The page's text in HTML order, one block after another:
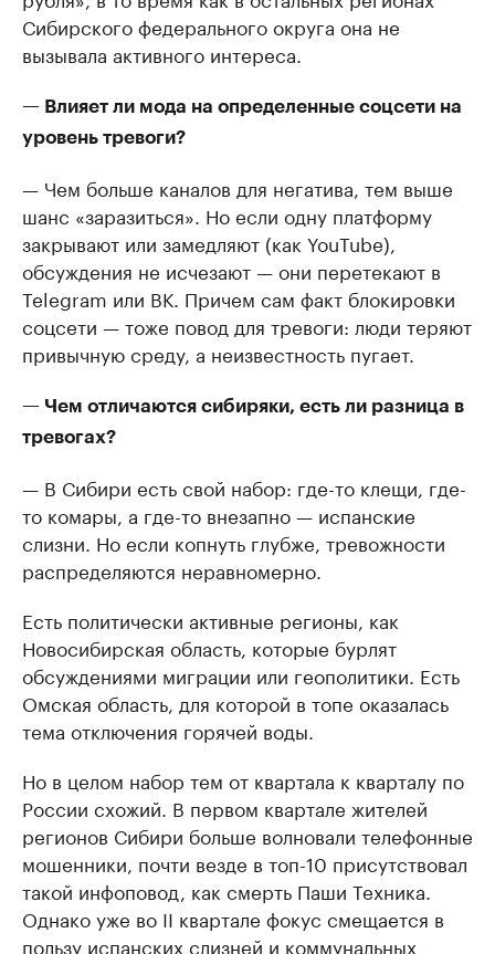
Сибирского федерального округа она не
вызывала активного интереса.
— Влияет ли мода на определенные соцсети на
уровень тревоги?
— Чем больше каналов для негатива, тем выше
шанс «заразиться». Но если одну платформу
закрывают или замедляют (как YouTube),
обсуждения не исчезают — они перетекают в
Telegram или ВК. Причем сам факт блокировки
соцсети — тоже повод для тревоги: люди теряют
привычную среду, а неизвестность пугает.
— Чем отличаются сибиряки, есть ли разница в
тревогах?
— В Сибири есть свой набор: где-то клещи, где-
то комары, а где-то внезапно — испанские
слизни. Но если копнуть глубже, тревожности
распределяются неравномерно.
Есть политически активные регионы, как
Новосибирская область, которые бурлят
обсуждениями миграции или геополитики. Есть
Омская область, для которой в топе оказалась
тема отключения горячей воды.
Но в целом набор тем от квартала к кварталу по
России схожий. В первом квартале жителей
регионов Сибири больше волновали телефонные
мошенники, почти везде в топ-10 присутствовал
такой инфоповод, как смерть Паши Техника.
Однако уже во II квартале фокус смещается в
пользу испанских слизней и коммунальных